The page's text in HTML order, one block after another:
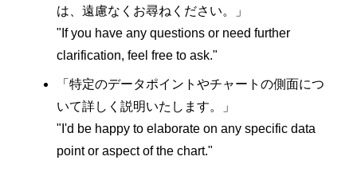
は、遠慮なくお尋ねください。」
"If you have any questions or need further
clarification, feel free to ask."
「特定のデータポイントやチャートの側面につ
いて詳しく説明いたします。」
"I'd be happy to elaborate on any specific data
point or aspect of the chart."